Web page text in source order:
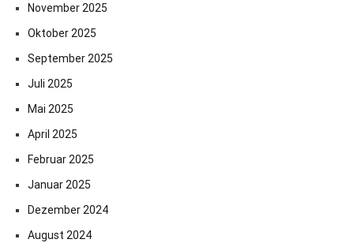
November 2025
Oktober 2025
September 2025
Juli 2025
Mai 2025
April 2025
Februar 2025
Januar 2025
Dezember 2024
August 2024